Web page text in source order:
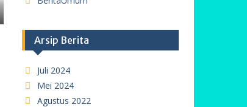
Arsip Berita
Juli 2024
Mei 2024
Agustus 2022